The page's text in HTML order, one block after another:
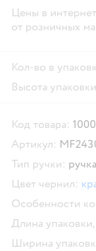
Цены в
от розничных
Кол-во в
Высота
Код товара:
Артикул:
Тип ручки:
Цвет чернил:
Особенности
Длина
Ширина